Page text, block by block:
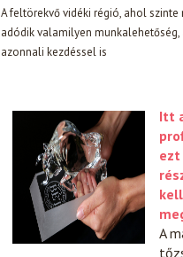
A feltörekvő vidéki régió, ahol szinte
adódik valamilyen munkalehetőség,
azonnali kezdéssel is
Itt
ezt
A